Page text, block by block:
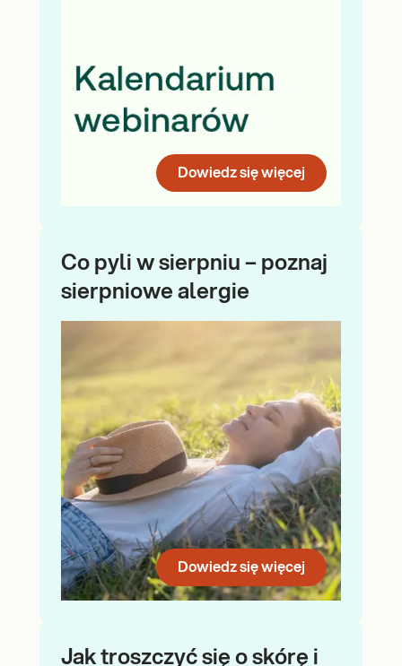
Dowiedz się więcej
Co pyli w sierpniu – poznaj
sierpniowe alergie
Dowiedz się więcej
Jak troszczyć się o skórę i